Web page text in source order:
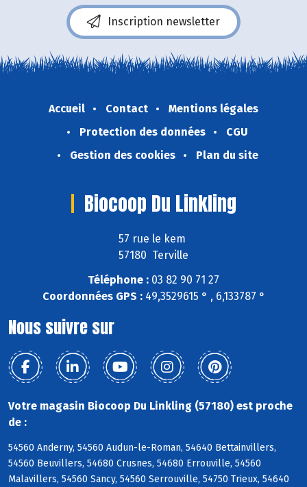
Inscription newsletter
Accueil Contact
Mentions légales
Protection des données
CGU
Gestion des cookies
Plan du site
Biocoop Du Linkling
57 rue le kem
57180 Terville
Téléphone : 03 82 90 71 27
Coordonnées GPS :49,3529615 ° , 6,133787 °
Nous suivre sur
Votre magasin Biocoop Du Linkling (57180) est proche
de :
54560 Anderny, 54560 Audun-le-Roman, 54640 Bettainvillers,
54560 Beuvillers, 54680 Crusnes, 54680 Errouville, 54560
Malavillers, 54560 Sancy, 54560 Serrouville, 54750 Trieux, 54640